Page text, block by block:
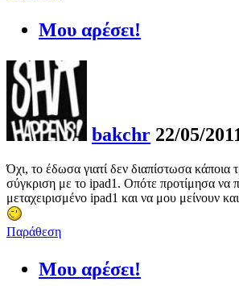
Μου αρέσει!
bakchr 22/05/
Όχι, το έδωσα γιατί δεν διαπίστωσα κάποια
σύγκριση με το ipad1. Οπότε προτίμησα να
μεταχειρισμένο ipad1 και να μου μείνουν
Παράθεση
Μου αρέσει!